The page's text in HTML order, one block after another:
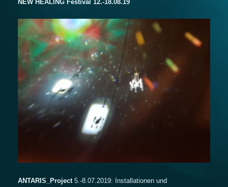
NEW HEALING Festival 12.-18.08.19
ANTARIS_Project 5.-8.07.2019: Installationen und